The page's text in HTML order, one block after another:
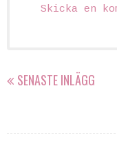
Skicka en
SENASTE INLÄGG